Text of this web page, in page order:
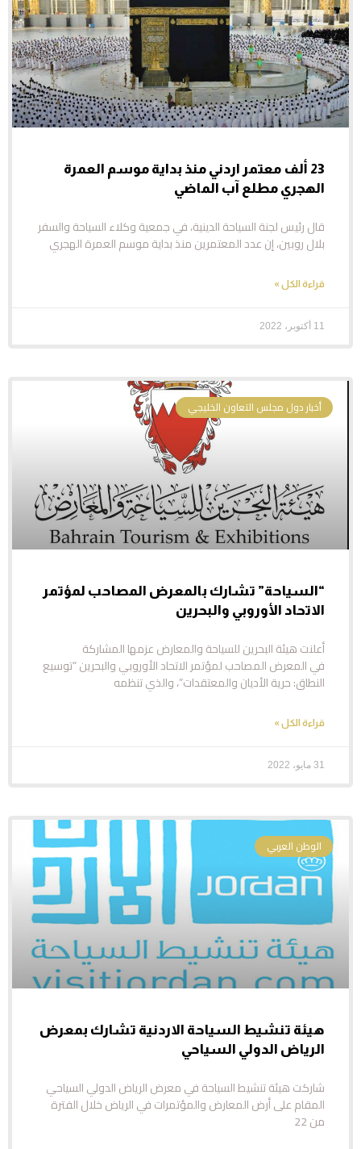
23 ألف معتمر اردني منذ بداية موسم العمرة
الهجري مطلع آب الماضي
قال رئيس لجنة السياحة الدينية، في جمعية وكلاء السياحة والسفر
بلال روبين، إن عدد المعتمرين منذ بداية موسم العمرة الهجري
قراءة الكل »
11 أكتوبر، 2022
أخبار دول مجلس التعاون الخليجي
“السياحة” تشارك بالمعرض المصاحب لمؤتمر
الاتحاد الأوروبي والبحرين
أعلنت هيئة البحرين للسياحة والمعارض عزمها المشاركة
في المعرض المصاحب لمؤتمر الاتحاد الأوروبي والبحرين “توسيع
النطاق: حرية الأديان والمعتقدات”، والذي تنظمه
قراءة الكل »
31 مايو، 2022
الوطن العربي
هيئة تنشيط السياحة الاردنية تشارك بمعرض
الرياض الدولي السياحي
شاركت هيئة تنشيط السياحة في معرض الرياض الدولي السياحي
المقام على أرض المعارض والمؤتمرات في الرياض خلال الفترة
من 22